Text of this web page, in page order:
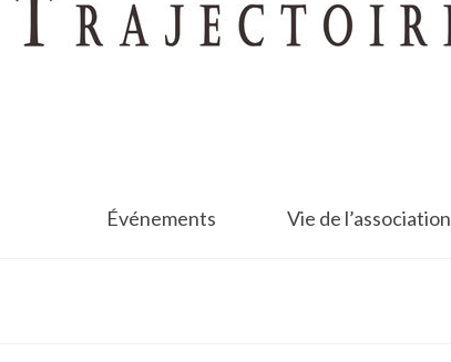
Événements Vie de l’association